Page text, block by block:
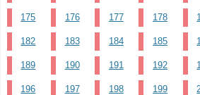
175 176 177 178
182 183 184 185
189 190 191 192
196 197 198 199